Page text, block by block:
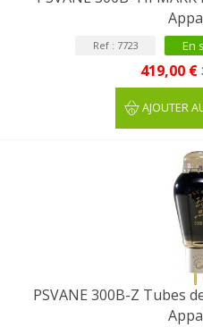
Ref : 7723 En
419,00 €
AJOUTER
PSVANE 300B-Z Tubes